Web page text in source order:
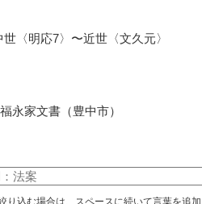
県)
堅田下組流田会講文書
世〈明応7〉〜近世〈文久元〉
福永家文書（豊中市）